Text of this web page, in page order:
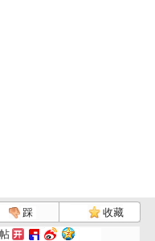
踩
收藏